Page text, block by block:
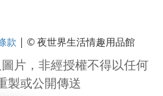
款 | © 夜世界生活情趣用品館
片，非經授權不得以任何
製或公開傳送